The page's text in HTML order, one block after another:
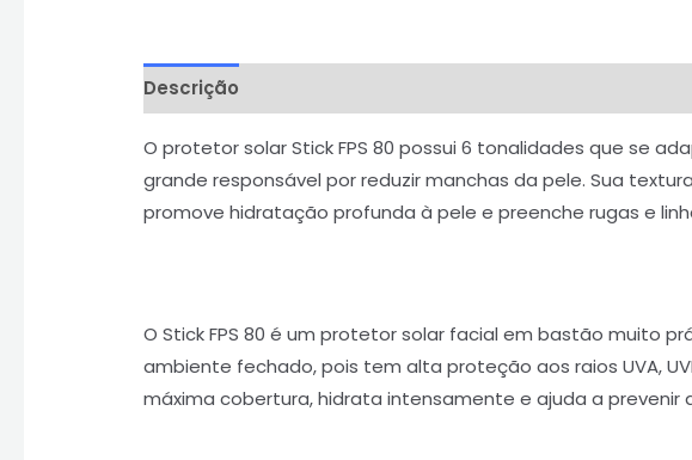
Descrição
O protetor solar Stick FPS 80 possui 6 tonalidades que se
grande responsável por reduzir manchas da pele. Sua
promove hidratação profunda à pele e preenche rugas e
O Stick FPS 80 é um protetor solar facial em bastão muito
ambiente fechado, pois tem alta proteção aos raios UVA,
máxima cobertura, hidrata intensamente e ajuda a prevenir